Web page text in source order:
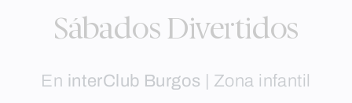
Sábados Divertidos
En interClub Burgos Zona infantil